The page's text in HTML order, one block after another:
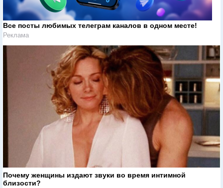
Все посты любимых телеграм каналов в одном месте!
Реклама
Почему женщины издают звуки во время интимной
близости?